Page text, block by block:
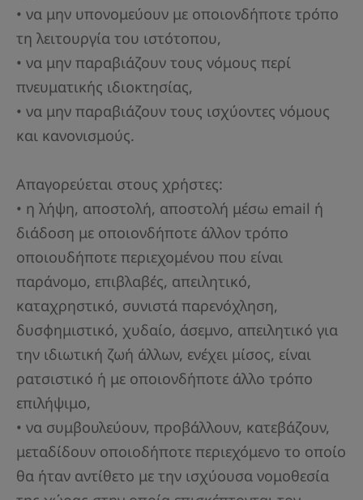
• να μην υπονομεύουν με οποιονδήποτε τρόπο
τη λειτουργία του ιστότοπου,
• να μην παραβιάζουν τους νόμους περί
πνευματικής ιδιοκτησίας,
• να μην παραβιάζουν τους ισχύοντες νόμους
και κανονισμούς.
Απαγορεύεται στους χρήστες:
• η λήψη, αποστολή, αποστολή μέσω email ή
διάδοση με οποιονδήποτε άλλον τρόπο
οποιουδήποτε περιεχομένου που είναι
παράνομο, επιβλαβές, απειλητικό,
καταχρηστικό, συνιστά παρενόχληση,
δυσφημιστικό, χυδαίο, άσεμνο, απειλητικό για
την ιδιωτική ζωή άλλων, ενέχει μίσος, είναι
ρατσιστικό ή με οποιονδήποτε άλλο τρόπο
επιλήψιμο,
• να συμβουλεύουν, προβάλλουν, κατεβάζουν,
μεταδίδουν οποιοδήποτε περιεχόμενο το οποίο
θα ήταν αντίθετο με την ισχύουσα νομοθεσία